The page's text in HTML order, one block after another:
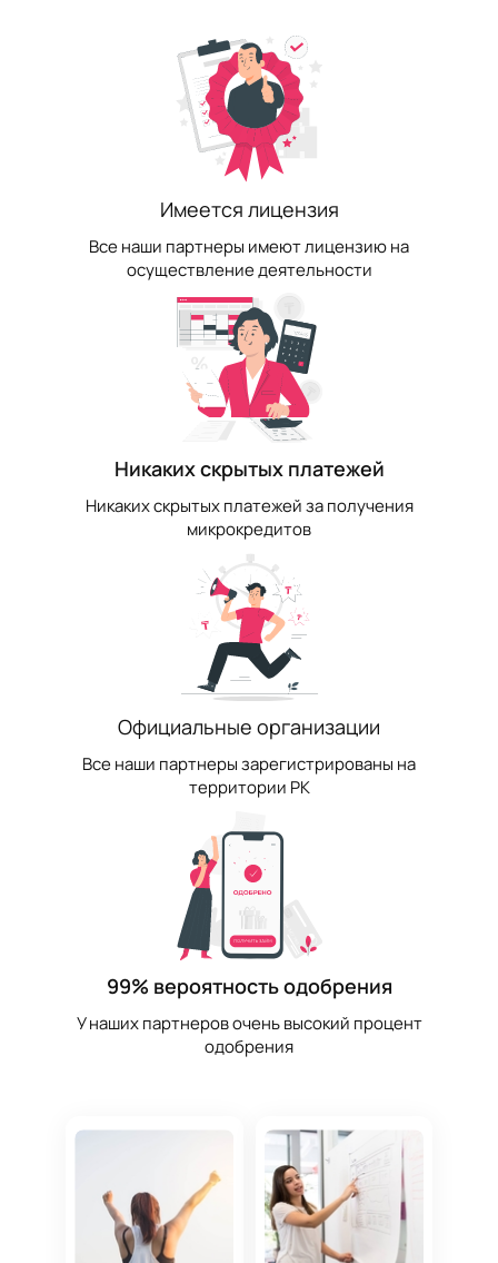
Имеется лицензия
Все наши партнеры имеют лицензию на
осуществление деятельности
Никаких скрытых платежей
Никаких скрытых платежей за получения
микрокредитов
Официальные организации
Все наши партнеры зарегистрированы на
территории РК
99% вероятность одобрения
У наших партнеров очень высокий процент
одобрения